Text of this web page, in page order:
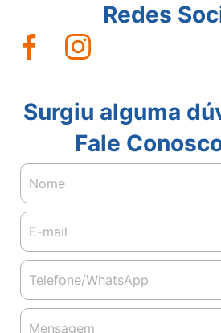
Redes
Surgiu alguma
Fale